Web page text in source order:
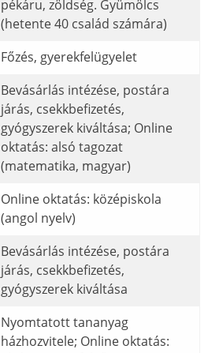
pékáru, zöldség. Gyümölcs
(hetente 40 család számára)
Főzés, gyerekfelügyelet
Bevásárlás intézése, postára
járás, csekkbefizetés,
gyógyszerek kiváltása; Online
oktatás: alsó tagozat
(matematika, magyar)
Online oktatás: középiskola
(angol nyelv)
Bevásárlás intézése, postára
járás, csekkbefizetés,
gyógyszerek kiváltása
Nyomtatott tananyag
házhozvitele; Online oktatás: